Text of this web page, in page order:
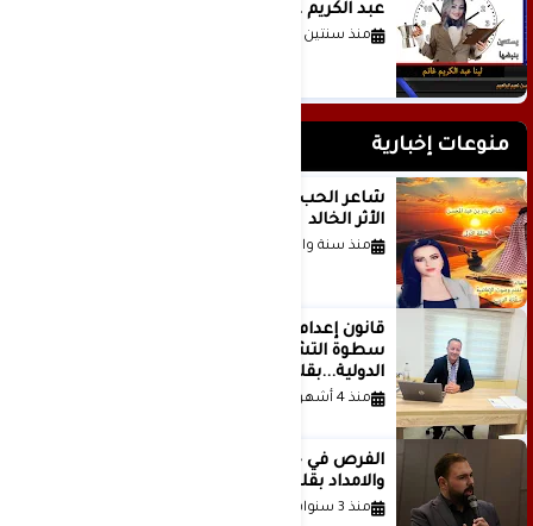
عبد الكريم غانم
منذ سنتين
منوعات إخبارية
الأثر الخالد
منذ سنة واحدة
قانون إعدام الأسرى الفلسطينيين: بين
سطوة التشريع وانهيار منظومة العدالة
الدولية...بقلم الدكتور وسيم وني
منذ 4 أشهر
والامداد بقلم د. عبادة دعدوش
منذ 3 سنوات